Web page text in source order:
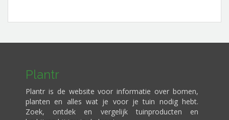
Plantr
Plantr is de website voor informatie over bomen,
planten en alles wat je voor je tuin nodig hebt.
Zoek, ontdek en vergelijk tuinproducten en